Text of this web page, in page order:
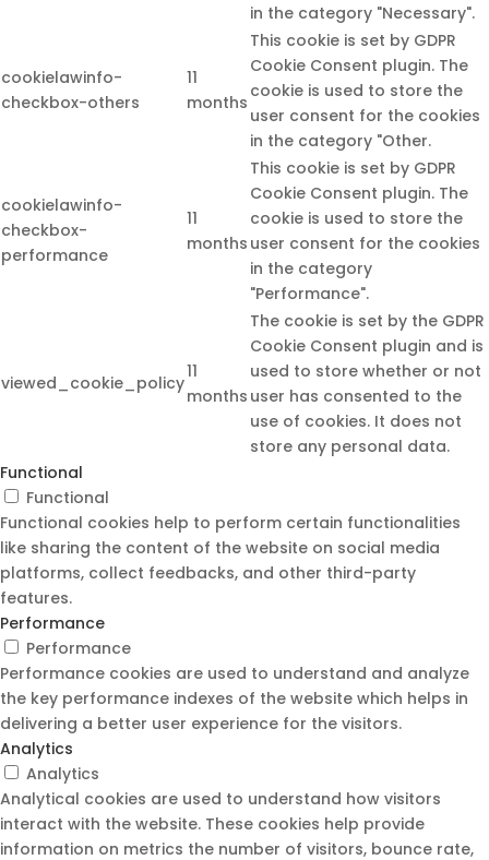
in the category "Necessary".
cookielawinfo-
checkbox-others
11
months
This cookie is set by GDPR
Cookie Consent plugin. The
cookie is used to store the
user consent for the cookies
in the category "Other.
cookielawinfo-
checkbox-
performance
11
months
This cookie is set by GDPR
Cookie Consent plugin. The
cookie is used to store the
user consent for the cookies
in the category
"Performance".
viewed_cookie_policy
11
months
The cookie is set by the GDPR
Cookie Consent plugin and is
used to store whether or not
user has consented to the
use of cookies. It does not
store any personal data.
Functional
Functional
Functional cookies help to perform certain functionalities
like sharing the content of the website on social media
platforms, collect feedbacks, and other third-party
features.
Performance
Performance
Performance cookies are used to understand and analyze
the key performance indexes of the website which helps in
delivering a better user experience for the visitors.
Analytics
Analytics
Analytical cookies are used to understand how visitors
interact with the website. These cookies help provide
information on metrics the number of visitors, bounce rate,